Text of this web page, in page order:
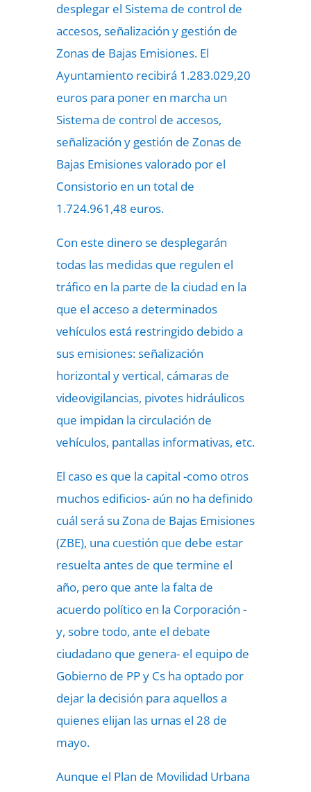
desplegar el Sistema de control de
accesos, señalización y gestión de
Zonas de Bajas Emisiones. El
Ayuntamiento recibirá 1.283.029,20
euros para poner en marcha un
Sistema de control de accesos,
señalización y gestión de Zonas de
Bajas Emisiones valorado por el
Consistorio en un total de
1.724.961,48 euros.
Con este dinero se desplegarán
todas las medidas que regulen el
tráfico en la parte de la ciudad en la
que el acceso a determinados
vehículos está restringido debido a
sus emisiones: señalización
horizontal y vertical, cámaras de
videovigilancias, pivotes hidráulicos
que impidan la circulación de
vehículos, pantallas informativas, etc.
El caso es que la capital -como otros
muchos edificios- aún no ha definido
cuál será su Zona de Bajas Emisiones
(ZBE), una cuestión que debe estar
resuelta antes de que termine el
año, pero que ante la falta de
acuerdo político en la Corporación -
y, sobre todo, ante el debate
ciudadano que genera- el equipo de
Gobierno de PP y Cs ha optado por
dejar la decisión para aquellos a
quienes elijan las urnas el 28 de
mayo.
Aunque el Plan de Movilidad Urbana